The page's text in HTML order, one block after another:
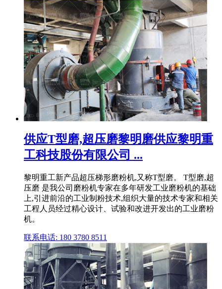
供应T型磨,超压磨黎明磨供应黎明重
工科技股份有限公司 ...
黎明重工新产品超压梯形磨粉机,又称T型磨。 T型磨,超
压磨 是我公司磨粉机专家在多年研发工业磨粉机的基础
上,引进前沿的工业制粉技术,组织大量的技术专家和相关
工程人员经过精心设计、试验和改进开发出的工业磨粉
机。
联系电话: 180 3780 8511